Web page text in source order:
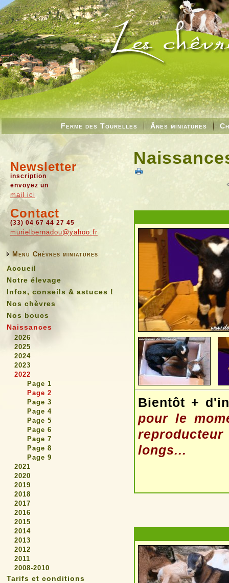
Ferme des Tourelles Ânes miniatures
Newsletter
inscription
envoyez un
mail ici
Contact
(33) 04 67 44 27 45
murielbernadou@yahoo.fr
Menu Chèvres miniatures
Accueil
Notre élevage
Infos, conseils & astuces !
Nos chèvres
Nos boucs
Naissances
2026
2025
2024
2023
2022
Page 1
Page 2
Page 3
Page 4
Page 5
Page 6
Page 7
Page 8
Page 9
2021
2020
2019
2018
2017
2016
2015
2014
2013
2012
2011
2008-2010
Tarifs et conditions
Bientôt +
pour le
longs...